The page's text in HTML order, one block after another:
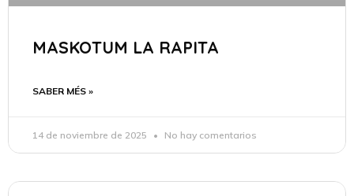
MASKOTUM LA RAPITA
SABER MÉS »
14 de noviembre de 2025 No hay comentarios